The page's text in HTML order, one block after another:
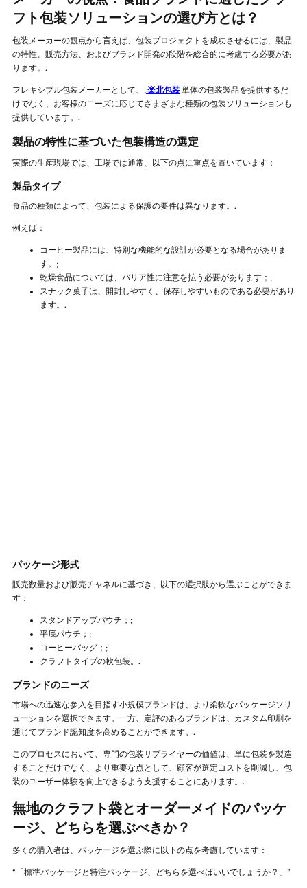
フト包装ソリューションの選び方とは？
包装メーカーの観点から言えば、包装プロジェクトを成功させるには、製品
の特性、販売方法、およびブランド開発の段階を総合的に考慮する必要があ
ります。.
フレキシブル包装メーカーとして、,楽北包装単体の包装製品を提供するだ
けでなく、お客様のニーズに応じてさまざまな種類の包装ソリューションも
提供しています。.
製品の特性に基づいた包装構造の選定
実際の生産現場では、工場では通常、以下の点に重点を置いています：
製品タイプ
食品の種類によって、包装による保護の要件は異なります。.
例えば：
コーヒー製品には、特別な機能的な設計が必要となる場合がありま
す。;
乾燥食品については、バリア性に注意を払う必要があります；;
スナック菓子は、開封しやすく、保存しやすいものである必要があり
ます。.
パッケージ形式
販売数量および販売チャネルに基づき、以下の選択肢から選ぶことができま
す：
スタンドアップパウチ；;
平底パウチ；;
コーヒーバッグ；;
クラフトタイプの軟包装。.
ブランドのニーズ
市場への迅速な参入を目指す小規模ブランドは、より柔軟なパッケージソリ
ューションを選択できます。一方、定評のあるブランドは、カスタム印刷を
通じてブランド認知度を高めることができます。.
このプロセスにおいて、専門の包装サプライヤーの価値は、単に包装を製造
することだけでなく、より重要な点として、顧客が選定コストを削減し、包
装のユーザー体験を向上できるよう支援することにあります。.
無地のクラフト袋とオーダーメイドのパッケ
ージ、どちらを選ぶべきか？
多くの購入者は、パッケージを選ぶ際に以下の点を考慮しています：
“「標準パッケージと特注パッケージ、どちらを選べばいいでしょうか？」”